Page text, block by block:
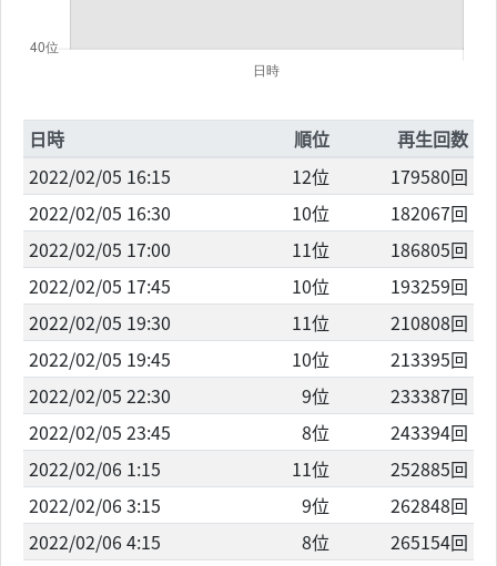
日時 順位
再生回数
2022/02/05 16:15
12位
179580回
2022/02/05 16:30
10位
182067回
2022/02/05 17:00
11位
186805回
2022/02/05 17:45
10位
193259回
2022/02/05 19:30
11位
210808回
2022/02/05 19:45
10位
213395回
2022/02/05 22:30
9位
233387回
2022/02/05 23:45
8位
243394回
2022/02/06 1:15
11位
252885回
2022/02/06 3:15
9位
262848回
2022/02/06 4:15
8位
265154回